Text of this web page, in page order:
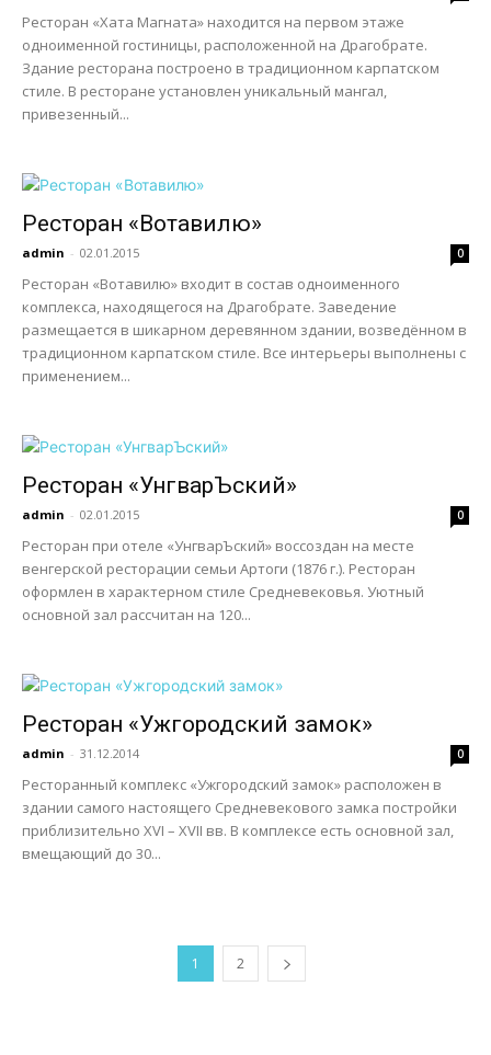
Ресторан «Хата Магната» находится на первом этаже
одноименной гостиницы, расположенной на Драгобрате.
Здание ресторана построено в традиционном карпатском
стиле. В ресторане установлен уникальный мангал,
привезенный...
Ресторан «Вотавилю»
admin - 02.01.2015 0
Ресторан «Вотавилю» входит в состав одноименного
комплекса, находящегося на Драгобрате. Заведение
размещается в шикарном деревянном здании, возведённом в
традиционном карпатском стиле. Все интерьеры выполнены с
применением...
Ресторан «УнгварЪский»
admin - 02.01.2015 0
Ресторан при отеле «УнгварЪский» воссоздан на месте
венгерской ресторации семьи Артоги (1876 г.). Ресторан
оформлен в характерном стиле Средневековья. Уютный
основной зал рассчитан на 120...
Ресторан «Ужгородский замок»
admin - 31.12.2014 0
Ресторанный комплекс «Ужгородский замок» расположен в
здании самого настоящего Средневекового замка постройки
приблизительно XVI – XVII вв. В комплексе есть основной зал,
вмещающий до 30...
1 2